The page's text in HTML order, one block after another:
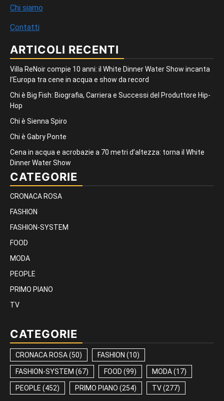
Chi siamo
Contatti
ARTICOLI RECENTI
Villa ReNoir compie 10 anni: il White Dinner Water Show incanta
l’Europa tra cene in acqua e show da record
Chi è Big Fish: Biografia, Carriera e Successi del Produttore Hip-
Hop
Chi è Sienna Spiro
Chi è Gabry Ponte
Cena in acqua e acrobazie a 70 metri d’altezza: torna il White
Dinner Water Show
CATEGORIE
CRONACA ROSA
FASHION
FASHION-SYSTEM
FOOD
MODA
PEOPLE
PRIMO PIANO
TV
CATEGORIE
CRONACA ROSA(50) FASHION (10)
FASHION-SYSTEM (67) FOOD (99) MODA(17)
PEOPLE (452) PRIMO PIANO (254) TV(277)